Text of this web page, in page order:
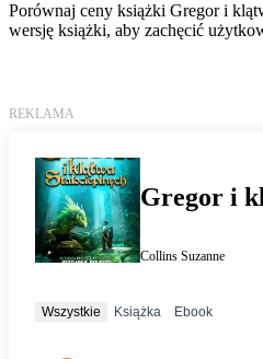
Porównaj ceny książki Gregor i
wersję książki, aby zachęcić